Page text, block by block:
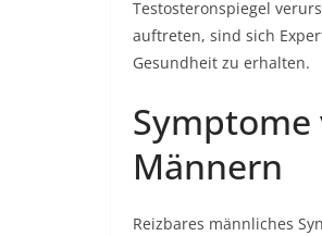
Testosteronspiegel
auftreten, sind sich
Gesundheit zu erhalten.
Männern
Reizbares männliches